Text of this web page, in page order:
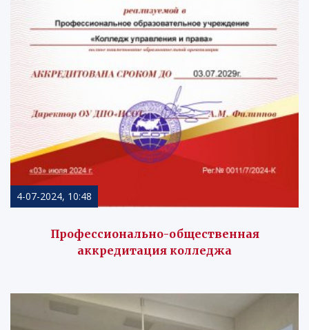
4-07-2024, 10:48
Профессионально-общественная
аккредитация колледжа